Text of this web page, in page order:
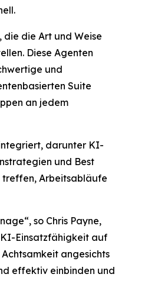
die die Art und Weise
Diese Agenten
und
Suite
an jedem
darunter KI-
und Best
treffen, Arbeitsabläufe
so Chris Payne,
Einsatzfähigkeit auf
angesichts
effektiv einbinden und